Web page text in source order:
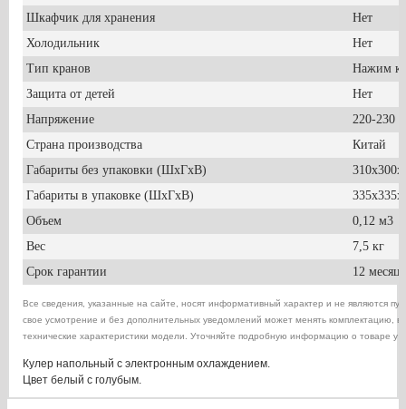
Шкафчик для хранения
Нет
Холодильник
Нет
Тип кранов
Нажим
Защита от детей
Нет
Напряжение
220-230
Страна производства
Китай
Габариты без упаковки (ШxГxВ)
Габариты в упаковке (ШxГxВ)
Объем
0,12 м3
Вес
7,5 кг
Срок гарантии
12
Все сведения, указанные на сайте, носят информативный характер и не являются
свое усмотрение и без дополнительных уведомлений может менять комплектацию,
технические характеристики модели. Уточняйте подробную информацию о товаре у
Кулер напольный с электронным охлаждением.
Цвет белый с голубым.